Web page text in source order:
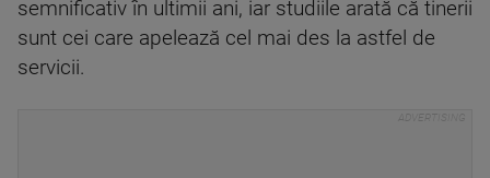
semnificativ în ultimii ani, iar studiile arată că tinerii
sunt cei care apelează cel mai des la astfel de
servicii.